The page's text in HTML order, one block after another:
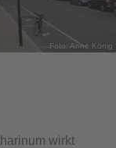
Foto: Anne König
wirkt